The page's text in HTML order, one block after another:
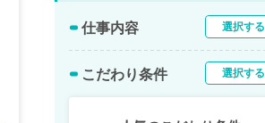
仕事内容 選択する
こだわり条件 選択する